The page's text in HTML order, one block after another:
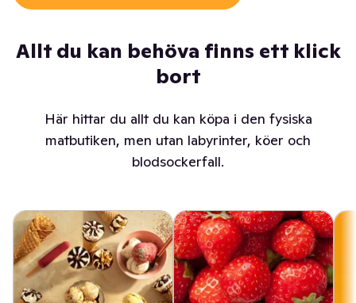
Allt du kan behöva finns ett klick
bort
Här hittar du allt du kan köpa i den fysiska
matbutiken, men utan labyrinter, köer och
blodsockerfall.